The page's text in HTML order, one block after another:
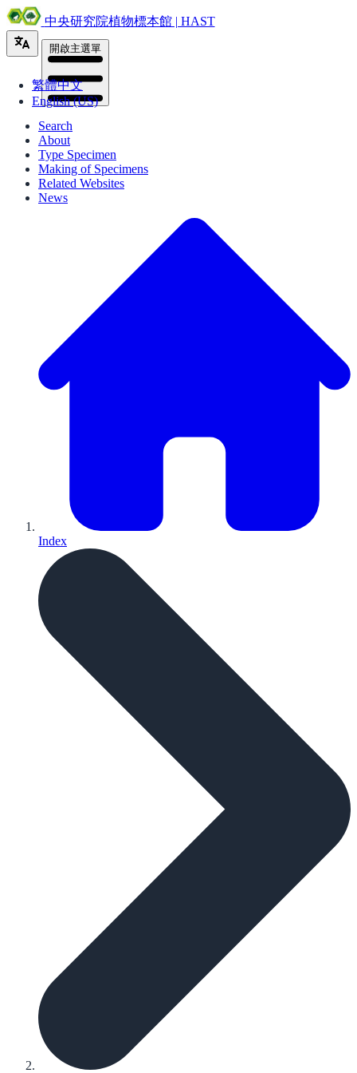
中央研究院植物標本館 | HAST
繁體中文
English (US)
開啟主選單
Search
About
Type Specimen
Making of Specimens
Related Websites
News
Index